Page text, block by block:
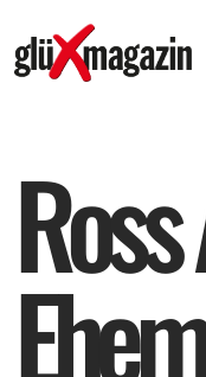
Ross
Ehem